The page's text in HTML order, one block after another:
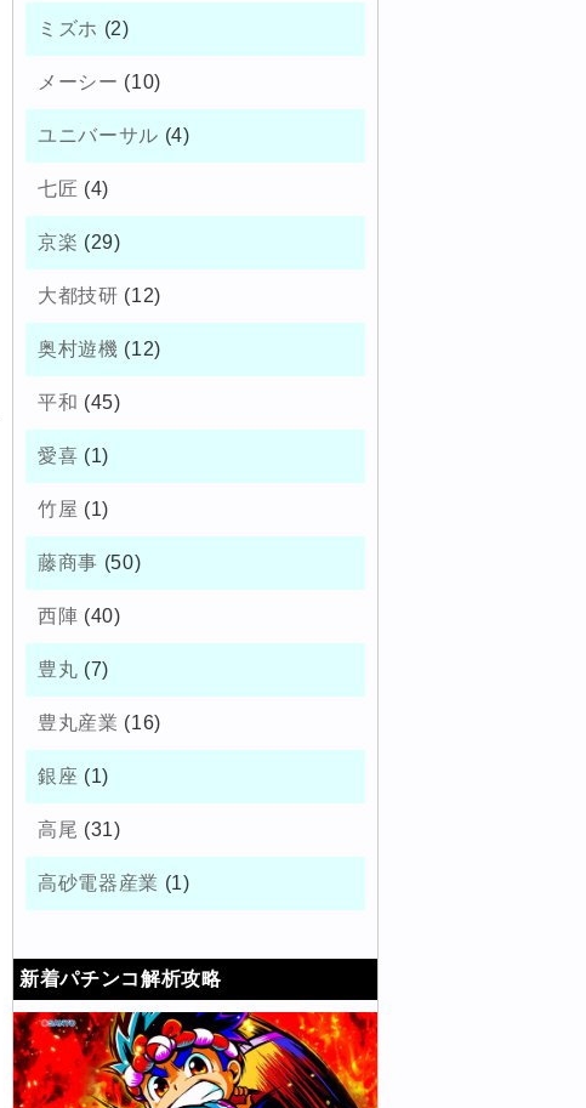
ミズホ (2)
メーシー (10)
ユニバーサル (4)
七匠 (4)
京楽 (29)
大都技研 (12)
奥村遊機 (12)
平和 (45)
愛喜 (1)
竹屋 (1)
藤商事 (50)
西陣 (40)
豊丸 (7)
豊丸産業 (16)
銀座 (1)
高尾 (31)
高砂電器産業 (1)
新着パチンコ解析攻略